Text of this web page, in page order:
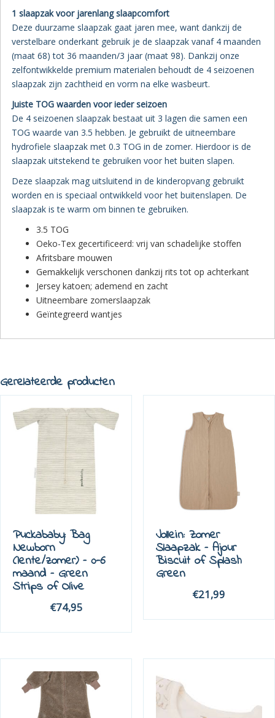
1 slaapzak voor jarenlang slaapcomfort
Deze duurzame slaapzak gaat jaren mee, want dankzij de
verstelbare onderkant gebruik je de slaapzak vanaf 4 maanden
(maat 68) tot 36 maanden/3 jaar (maat 98). Dankzij onze
zelfontwikkelde premium materialen behoudt de 4 seizoenen
slaapzak zijn zachtheid en vorm na elke wasbeurt.
Juiste TOG waarden voor ieder seizoen
De 4 seizoenen slaapzak bestaat uit 3 lagen die samen een
TOG waarde van 3.5 hebben. Je gebruikt de uitneembare
hydrofiele slaapzak met 0.3 TOG in de zomer. Hierdoor is de
slaapzak uitstekend te gebruiken voor het buiten slapen.
Deze slaapzak mag uitsluitend in de kinderopvang gebruikt
worden en is speciaal ontwikkeld voor het buitenslapen. De
slaapzak is te warm om binnen te gebruiken.
3.5 TOG
Oeko-Tex gecertificeerd: vrij van schadelijke stoffen
Afritsbare mouwen
Gemakkelijk verschonen dankzij rits tot op achterkant
Jersey katoen; ademend en zacht
Uitneembare zomerslaapzak
Geïntegreerd wantjes
Gerelateerde producten
Puckababy: Bag
Newborn
(lente/zomer) – 0-6
maand – Green
Strips of Olive
€74,95
meerdere
variaties.
Deze
Jollein: Zomer
Slaapzak – Ajour
Biscuit of Splash
Green
€21,99
meerdere
Deze
optie
kan